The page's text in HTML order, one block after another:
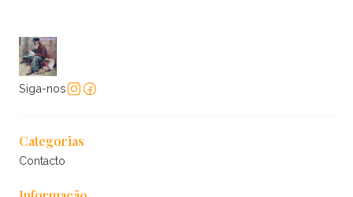
Siga-nos
Categorias
Contacto